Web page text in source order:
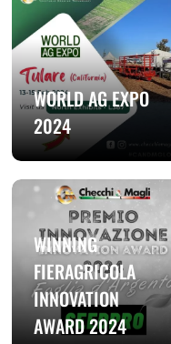
WORLD AG EXPO
2024
WINNING
FIERAGRICOLA
INNOVATION
AWARD 2024